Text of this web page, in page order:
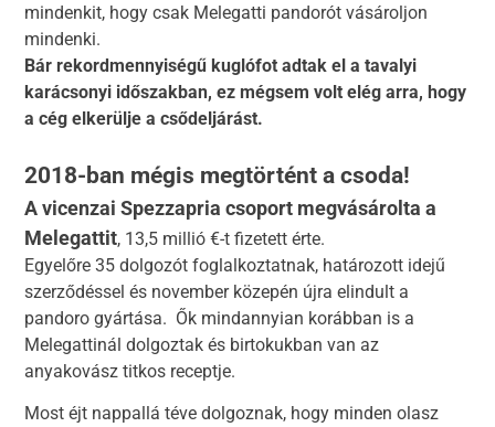
mindenkit, hogy csak Melegatti pandorót vásároljon
mindenki.
Bár rekordmennyiségű kuglófot adtak el a tavalyi
karácsonyi időszakban, ez mégsem volt elég arra, hogy
a cég elkerülje a csődeljárást.
2018-ban mégis megtörtént a csoda!
A vicenzai Spezzapria csoport megvásárolta a
Melegattit, 13,5 millió €-t fizetett érte.
Egyelőre 35 dolgozót foglalkoztatnak, határozott idejű
szerződéssel és november közepén újra elindult a
pandoro gyártása. Ők mindannyian korábban is a
Melegattinál dolgoztak és birtokukban van az
anyakovász titkos receptje.
Most éjt nappallá téve dolgoznak, hogy minden olasz